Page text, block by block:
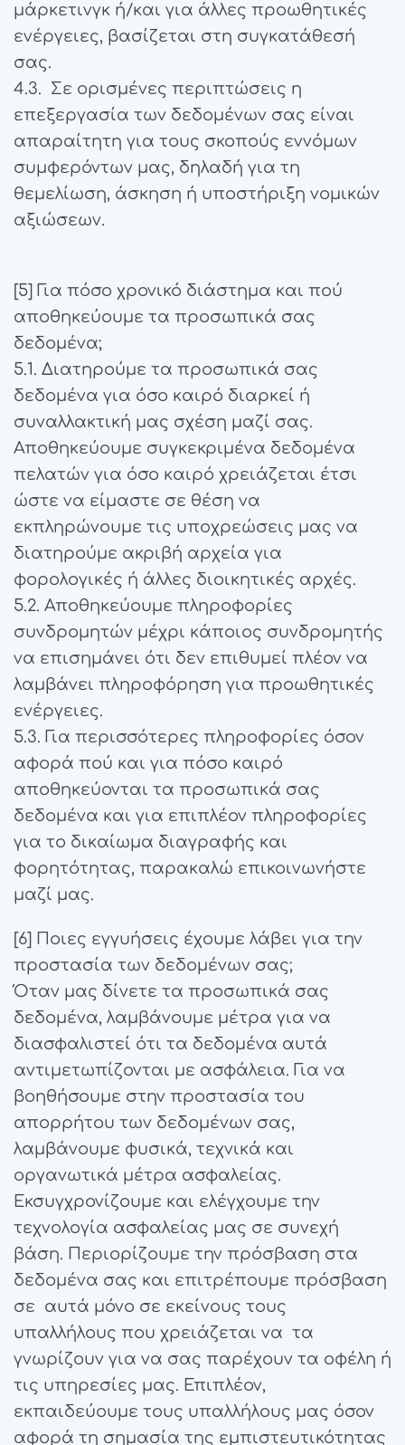
μάρκετινγκ ή/και για άλλες προωθητικές
ενέργειες, βασίζεται στη συγκατάθεσή
σας.
4.3. Σε ορισμένες περιπτώσεις η
επεξεργασία των δεδομένων σας είναι
απαραίτητη για τους σκοπούς εννόμων
συμφερόντων μας, δηλαδή για τη
θεμελίωση, άσκηση ή υποστήριξη νομικών
αξιώσεων.
[5] Για πόσο χρονικό διάστημα και πού
αποθηκεύουμε τα προσωπικά σας
δεδομένα;
5.1. Διατηρούμε τα προσωπικά σας
δεδομένα για όσο καιρό διαρκεί ή
συναλλακτική μας σχέση μαζί σας.
Αποθηκεύουμε συγκεκριμένα δεδομένα
πελατών για όσο καιρό χρειάζεται έτσι
ώστε να είμαστε σε θέση να
εκπληρώνουμε τις υποχρεώσεις μας να
διατηρούμε ακριβή αρχεία για
φορολογικές ή άλλες διοικητικές αρχές.
5.2. Αποθηκεύουμε πληροφορίες
συνδρομητών μέχρι κάποιος συνδρομητής
να επισημάνει ότι δεν επιθυμεί πλέον να
λαμβάνει πληροφόρηση για προωθητικές
ενέργειες.
5.3. Για περισσότερες πληροφορίες όσον
αφορά πού και για πόσο καιρό
αποθηκεύονται τα προσωπικά σας
δεδομένα και για επιπλέον πληροφορίες
για το δικαίωμα διαγραφής και
φορητότητας, παρακαλώ επικοινωνήστε
μαζί μας.
[6] Ποιες εγγυήσεις έχουμε λάβει για την
προστασία των δεδομένων σας;
Όταν μας δίνετε τα προσωπικά σας
δεδομένα, λαμβάνουμε μέτρα για να
διασφαλιστεί ότι τα δεδομένα αυτά
αντιμετωπίζονται με ασφάλεια. Για να
βοηθήσουμε στην προστασία του
απορρήτου των δεδομένων σας,
λαμβάνουμε φυσικά, τεχνικά και
οργανωτικά μέτρα ασφαλείας.
Εκσυγχρονίζουμε και ελέγχουμε την
τεχνολογία ασφαλείας μας σε συνεχή
βάση. Περιορίζουμε την πρόσβαση στα
δεδομένα σας και επιτρέπουμε πρόσβαση
σε αυτά μόνο σε εκείνους τους
υπαλλήλους που χρειάζεται να τα
γνωρίζουν για να σας παρέχουν τα οφέλη ή
τις υπηρεσίες μας. Επιπλέον,
εκπαιδεύουμε τους υπαλλήλους μας όσον
αφορά τη σημασία της εμπιστευτικότητας